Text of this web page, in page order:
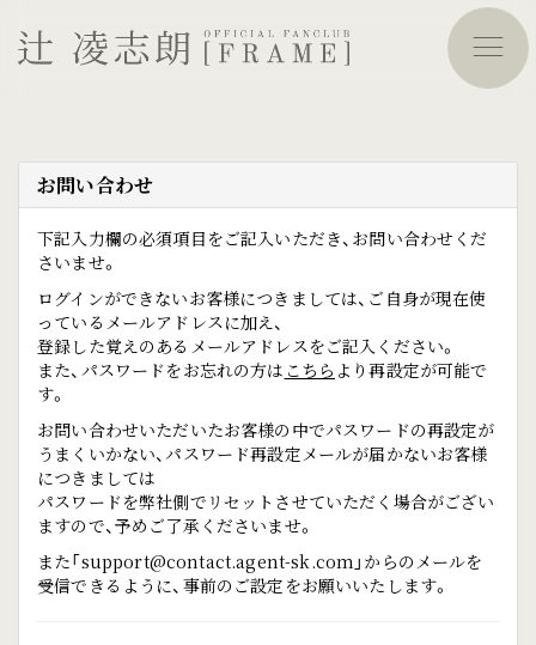
お問い合わせ
下記入力欄の必須項目をご記入いただき、お問い合わせくだ
さいませ。
ログインができないお客様につきましては、ご自身が現在使
っているメールアドレスに加え、
登録した覚えのあるメールアドレスをご記入ください。
また、パスワードをお忘れの方は こちら より再設定が可能で
す。
お問い合わせいただいたお客様の中でパスワードの再設定が
うまくいかない、パスワード再設定メールが届かないお客様
につきましては
パスワードを弊社側でリセットさせていただく場合がござい
ますので、予めご了承くださいませ。
また「support@contact.agent-sk.com」からのメールを
受信できるように、事前のご設定をお願いいたします。